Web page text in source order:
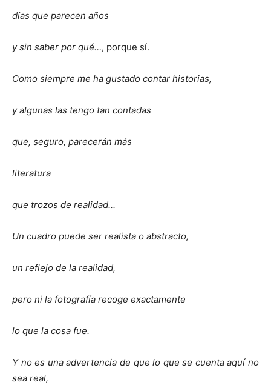
días que parecen años
y sin saber por qué…, porque sí.
Como siempre me ha gustado contar historias,
y algunas las tengo tan contadas
que, seguro, parecerán más
literatura
que trozos de realidad...
Un cuadro puede ser realista o abstracto,
un reflejo de la realidad,
pero ni la fotografía recoge exactamente
lo que la cosa fue.
Y no es una advertencia de que lo que se cuenta aquí no
sea real,